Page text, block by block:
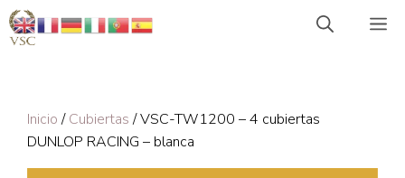
Saltar
Inicio/Cubiertas/ VSC-TW1200 – 4 cubiertas
DUNLOP RACING – blanca